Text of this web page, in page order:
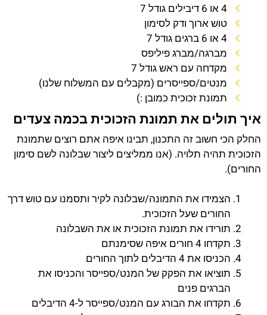
4 או 6 דיבילים גודל 7
טוש ארוך ודק לסימון
4 או 6 ברגים גודל 7
מברגה/מברג פיליפס
מקדחה עם ראש גודל 7
מנטים/ספייסרים (מקבלים עם המשלוח שלנו)
תמונת זכוכית כמובן :)
איך תולים את תמונת הזכוכית בכמה צעדים
החלק הכי חשוב זה התכנון, תבינו איפה אתם רוצים שתמונת
הזכוכית תהיה תלויה. (אנו ממליצים ליצור שבלונה לשם סימון
החורים).
הצמידו את התמונה/שבלונה לקיר ותסמנו עם טוש דרך
החורים שעל הזכוכית.
תורידו את תמונת הזכוכית או את השבלונה
תקדחו 4 חורים איפה שסימנתם
הכניסו את 4 הדיבלים לתוך החורים
תוציאו את הפקק של המנט/ספייסר והכניסו את
הברגים פנים
תקדחו את הבורג עם המנט/ספייסר ל-4 הדיבלים